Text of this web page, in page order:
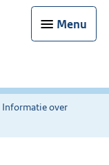
Menu
Informatie over